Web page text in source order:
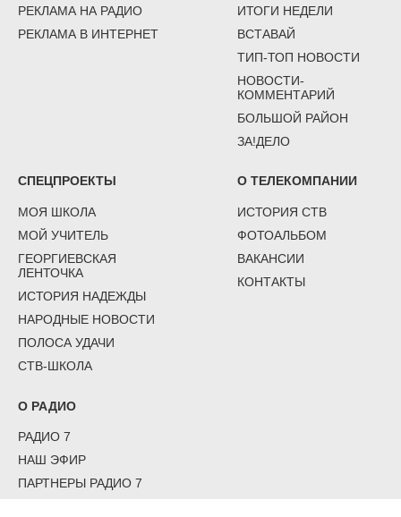
РЕКЛАМА НА РАДИО
РЕКЛАМА В ИНТЕРНЕТ
ИТОГИ НЕДЕЛИ
ВСТАВАЙ
ТИП-ТОП НОВОСТИ
НОВОСТИ-
КОММЕНТАРИЙ
БОЛЬШОЙ РАЙОН
ЗА!ДЕЛО
СПЕЦПРОЕКТЫ
МОЯ ШКОЛА
МОЙ УЧИТЕЛЬ
ГЕОРГИЕВСКАЯ
ЛЕНТОЧКА
ИСТОРИЯ НАДЕЖДЫ
НАРОДНЫЕ НОВОСТИ
ПОЛОСА УДАЧИ
СТВ-ШКОЛА
О ТЕЛЕКОМПАНИИ
ИСТОРИЯ СТВ
ФОТОАЛЬБОМ
ВАКАНСИИ
КОНТАКТЫ
О РАДИО
РАДИО 7
НАШ ЭФИР
ПАРТНЕРЫ РАДИО 7